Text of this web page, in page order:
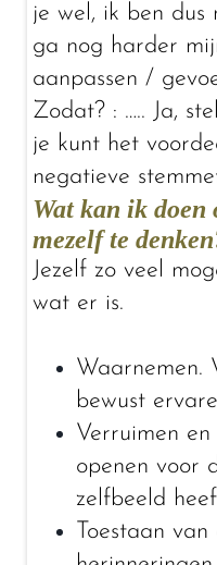
je wel, ik ben dus
ga nog harder
aanpassen /
Zodat? : ….. Ja,
je kunt het
negatieve
Wat kan ik doen
mezelf te
Jezelf zo veel
wat er is.
Waarnemen.
bewust
Verruimen
openen voor
zelfbeeld
Toestaan